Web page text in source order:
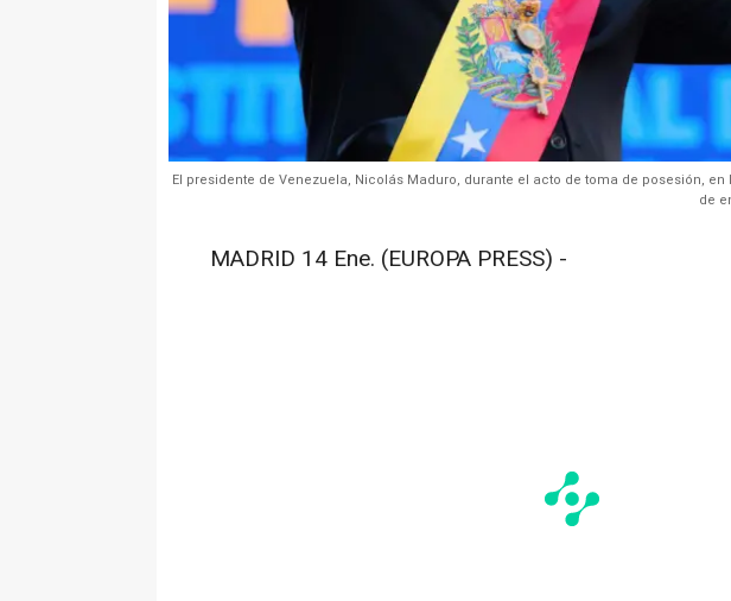
El presidente de Venezuela, Nicolás Maduro, durante el acto de toma de posesión,
de
MADRID 14 Ene. (EUROPA PRESS) -